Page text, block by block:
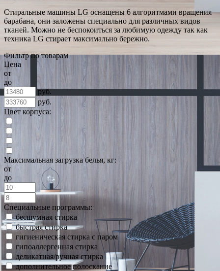
Стиральные машины LG оснащены 6 алгоритмами вращения
барабана, они заложены специально для различных видов
тканей. Можно не беспокоиться за любимую одежду так как
техника LG стирает максимально бережно.
Фильтр по товарам
Цена
от
до
руб.
руб.
Цвет корпуса:
Максимальная загрузка белья, кг:
от
до
Специальные программы:
бесшумная стирка
быстрая стирка
гигиеническая стирка с паром
гипоаллергенная стирка
деликатная/ручная стирка
дополнительное полоскание